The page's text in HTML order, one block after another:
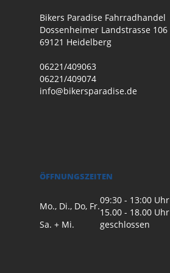
Bikers Paradise Fahrradhandel
Dossenheimer Landstrasse 106
69121 Heidelberg
06221/409063
06221/409074
info@bikersparadise.de
ÖFFNUNGSZEITEN
Mo., Di., Do, Fr.
09:30 - 13:00 Uhr
15.00 - 18.00 Uhr
Sa. + Mi.
geschlossen